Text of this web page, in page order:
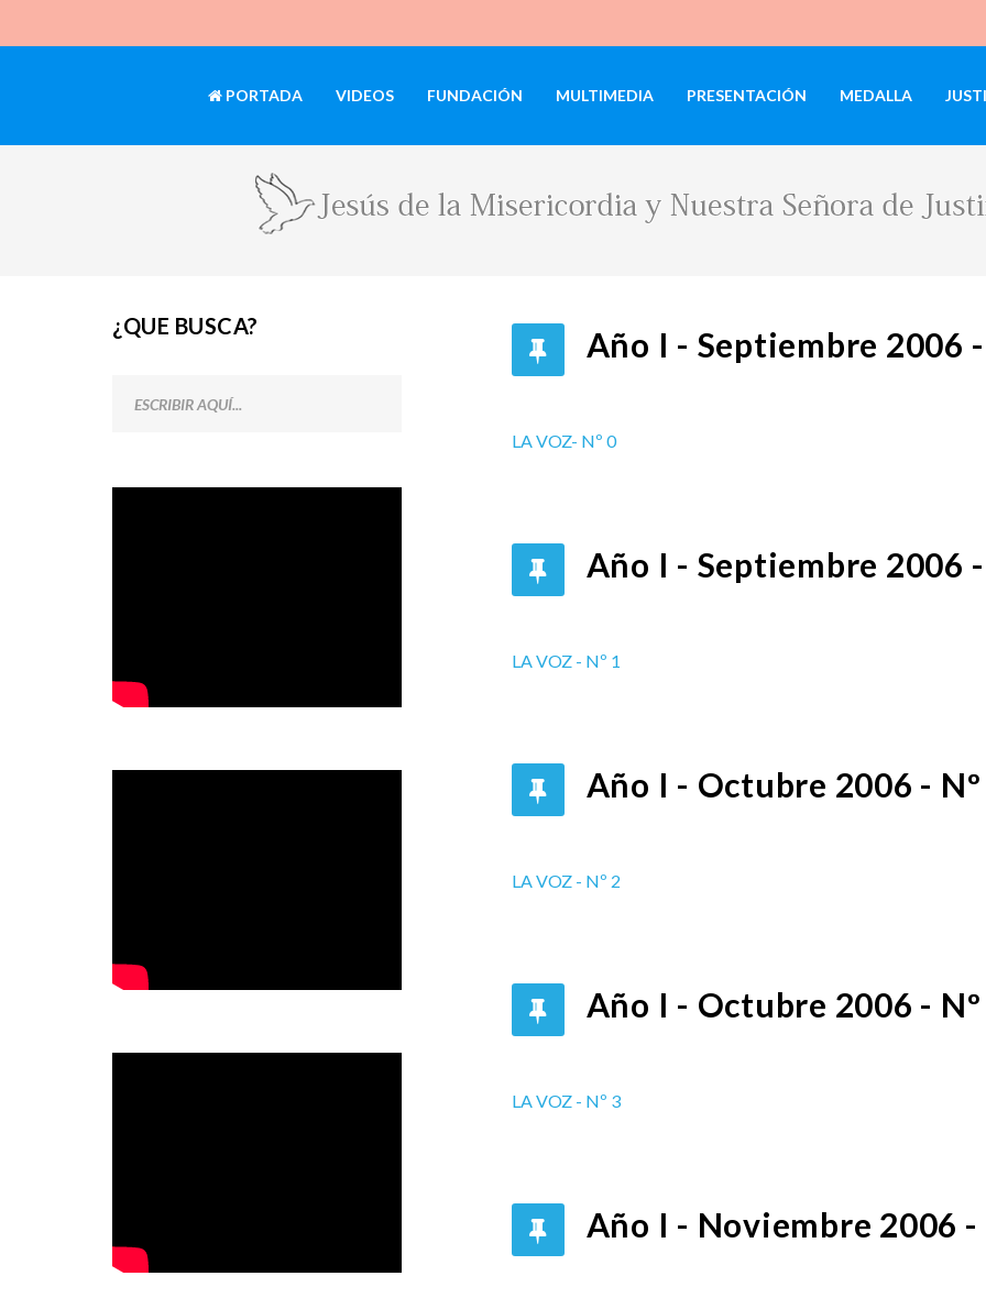
PORTADA VIDEOS FUNDACIÓN MULTIMEDIA PRESENTACIÓN MEDALLA
¿QUE BUSCA? Año I - Septiembre 2006
LA VOZ- Nº 0
Año I - Septiembre 2006
LA VOZ - Nº 1
Año I - Octubre 2006 -
LA VOZ - Nº 2
Año I - Octubre 2006 -
LA VOZ - Nº 3
Año I - Noviembre 2006 -